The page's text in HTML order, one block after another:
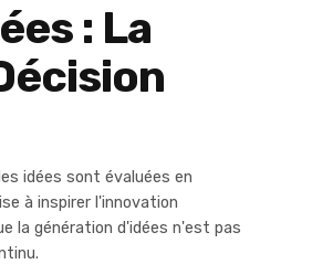
: La
idées sont évaluées en
à inspirer l'innovation
la génération d'idées n'est pas